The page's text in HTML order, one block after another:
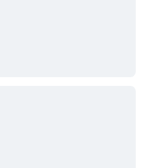
Populaires